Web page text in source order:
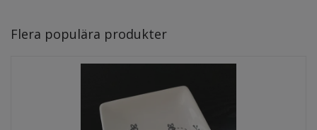
Flera populära produkter